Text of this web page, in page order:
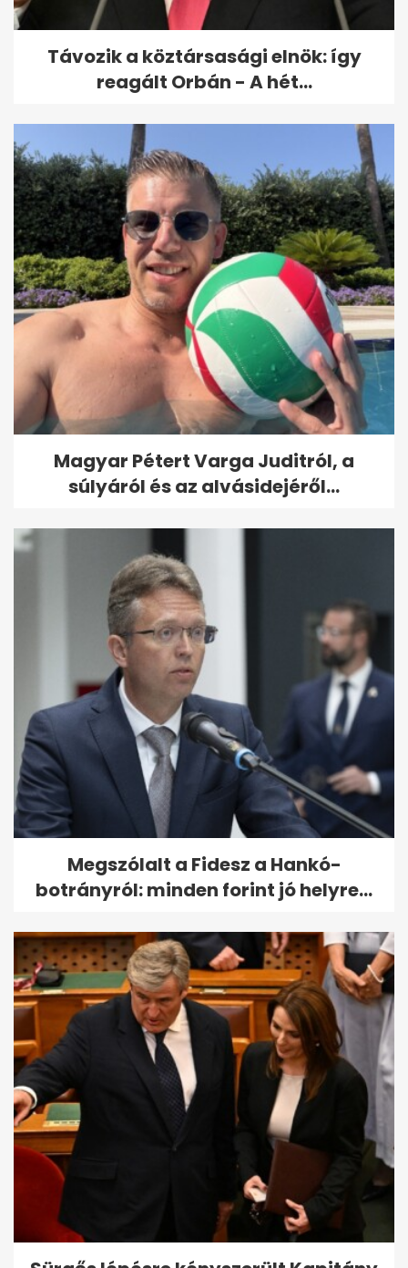
Távozik a köztársasági elnök: így
reagált Orbán - A hét...
Magyar Pétert Varga Juditról, a
súlyáról és az alvásidejéről...
Megszólalt a Fidesz a Hankó-
botrányról: minden forint jó helyre...